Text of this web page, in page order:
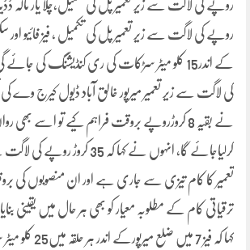
روپے کی لاگت سے زیر تعمیر پل کی تکمیل ، فیز فائیو اور
کی لاگت سے زیر تعمیر میرپور خالق آباد ڈیول کیرج وے
نے بقیہ 8 کروڑروپے بروقت فراہم کیے تو اسے
کرلیاجائے گا، انہوں نے کہا کہ 35
تعمیر کا کام تیزی سے جاری ہے اور ان منصوبوں کی
ترقیاتی کام کے مطلوبہ معیار کو بھی ہر حال میں یقینی
کہا کہ فیز 7 میں